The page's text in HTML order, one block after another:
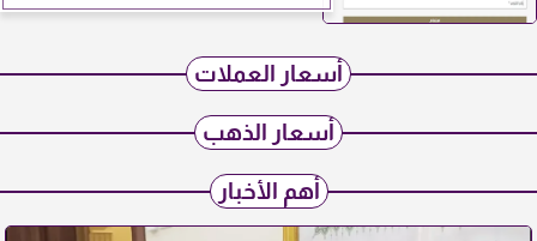
أسعار العملات
أسعار الذهب
أهم الأخبار